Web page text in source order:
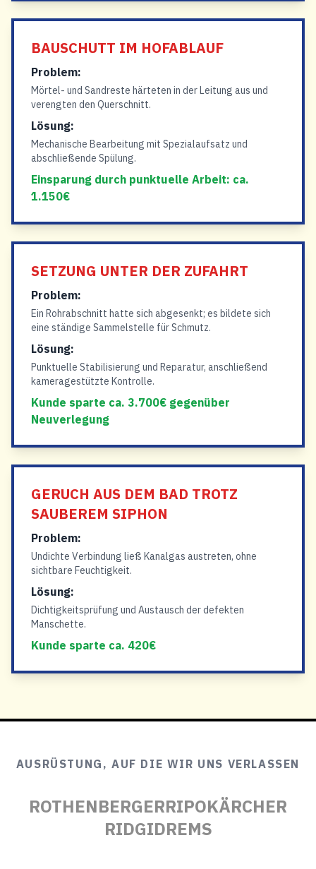
BAUSCHUTT IM HOFABLAUF
Problem:
Mörtel- und Sandreste härteten in der Leitung aus und
verengten den Querschnitt.
Lösung:
Mechanische Bearbeitung mit Spezialaufsatz und
abschließende Spülung.
Einsparung durch punktuelle Arbeit: ca.
1.150€
SETZUNG UNTER DER ZUFAHRT
Problem:
Ein Rohrabschnitt hatte sich abgesenkt; es bildete sich
eine ständige Sammelstelle für Schmutz.
Lösung:
Punktuelle Stabilisierung und Reparatur, anschließend
kameragestützte Kontrolle.
Kunde sparte ca. 3.700€ gegenüber
Neuverlegung
GERUCH AUS DEM BAD TROTZ
SAUBEREM SIPHON
Problem:
Undichte Verbindung ließ Kanalgas austreten, ohne
sichtbare Feuchtigkeit.
Lösung:
Dichtigkeitsprüfung und Austausch der defekten
Manschette.
Kunde sparte ca. 420€
AUSRÜSTUNG, AUF DIE WIR UNS VERLASSEN
ROTHENBERGERRIPOKÄRCHER
RIDGIDREMS